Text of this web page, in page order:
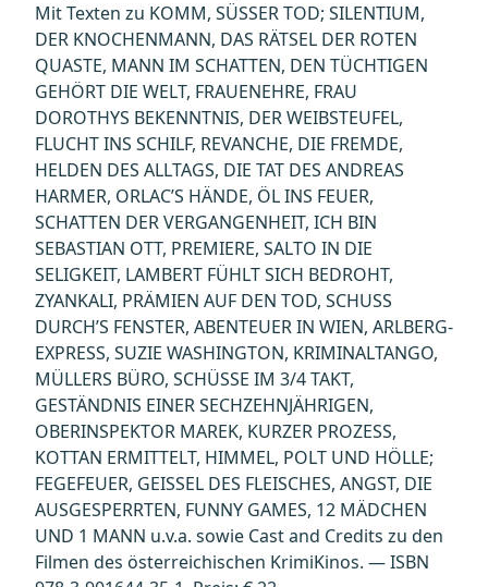
Mit Texten zu KOMM, SÜSSER TOD; SILENTIUM,
DER KNOCHENMANN, DAS RÄTSEL DER ROTEN
QUASTE, MANN IM SCHATTEN, DEN TÜCHTIGEN
GEHÖRT DIE WELT, FRAUENEHRE, FRAU
DOROTHYS BEKENNTNIS, DER WEIBSTEUFEL,
FLUCHT INS SCHILF, REVANCHE, DIE FREMDE,
HELDEN DES ALLTAGS, DIE TAT DES ANDREAS
HARMER, ORLAC’S HÄNDE, ÖL INS FEUER,
SCHATTEN DER VERGANGENHEIT, ICH BIN
SEBASTIAN OTT, PREMIERE, SALTO IN DIE
SELIGKEIT, LAMBERT FÜHLT SICH BEDROHT,
ZYANKALI, PRÄMIEN AUF DEN TOD, SCHUSS
DURCH’S FENSTER, ABENTEUER IN WIEN, ARLBERG-
EXPRESS, SUZIE WASHINGTON, KRIMINALTANGO,
MÜLLERS BÜRO, SCHÜSSE IM 3/4 TAKT,
GESTÄNDNIS EINER SECHZEHNJÄHRIGEN,
OBERINSPEKTOR MAREK, KURZER PROZESS,
KOTTAN ERMITTELT, HIMMEL, POLT UND HÖLLE;
FEGEFEUER, GEISSEL DES FLEISCHES, ANGST, DIE
AUSGESPERRTEN, FUNNY GAMES, 12 MÄDCHEN
UND 1 MANN u.v.a. sowie Cast and Credits zu den
Filmen des österreichischen KrimiKinos. — ISBN